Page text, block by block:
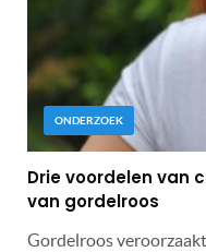
ONDERZOEK
Drie voordelen van
van gordelroos
Gordelroos